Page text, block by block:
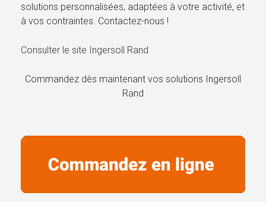
solutions personnalisées, adaptées à votre activité, et
à vos contraintes. Contactez-nous !
Consulter le site Ingersoll Rand
Commandez dès maintenant vos solutions Ingersoll
Rand